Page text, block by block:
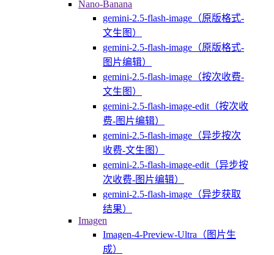
Nano-Banana
gemini-2.5-flash-image（原版格式-
文生图）
gemini-2.5-flash-image（原版格式-
图片编辑）
gemini-2.5-flash-image（按次收费-
文生图）
gemini-2.5-flash-image-edit（按次收
费-图片编辑）
gemini-2.5-flash-image（异步按次
收费-文生图）
gemini-2.5-flash-image-edit（异步按
次收费-图片编辑）
gemini-2.5-flash-image（异步获取
结果）
Imagen
Imagen-4-Preview-Ultra（图片生
成）